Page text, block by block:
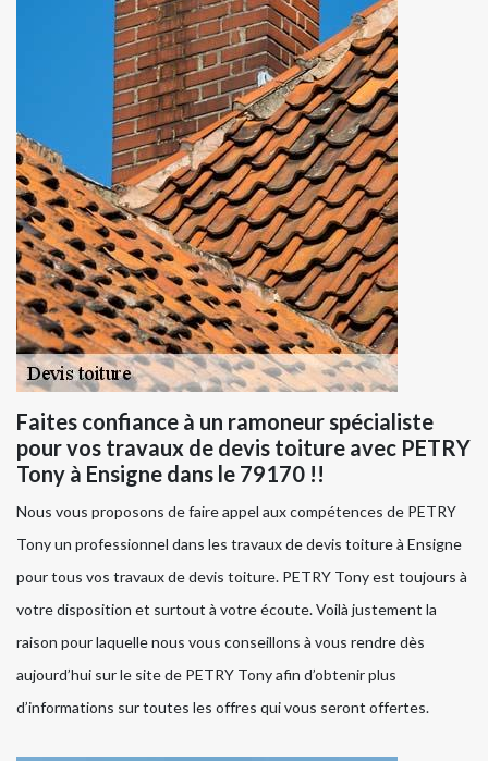
Faites confiance à un ramoneur spécialiste
pour vos travaux de devis toiture avec PETRY
Tony à Ensigne dans le 79170 !!
Nous vous proposons de faire appel aux compétences de PETRY
Tony un professionnel dans les travaux de devis toiture à Ensigne
pour tous vos travaux de devis toiture. PETRY Tony est toujours à
votre disposition et surtout à votre écoute. Voilà justement la
raison pour laquelle nous vous conseillons à vous rendre dès
aujourd’hui sur le site de PETRY Tony afin d’obtenir plus
d’informations sur toutes les offres qui vous seront offertes.